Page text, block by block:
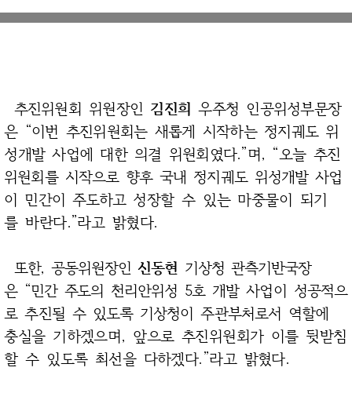
추진위원회 위원장인 김진희 우주청 인공위성부문장
은 “이번 추진위원회는 새롭게 시작하는 정지궤도 위
성개발 사업에 대한 의결 위원회였다.”며, “오늘 추진
위원회를 시작으로 향후 국내 정지궤도 위성개발 사업
이 민간이 주도하고 성장할 수 있는 마중물이 되기
를 바란다.”라고 밝혔다.
또한, 공동위원장인신동현 기상청 관측기반국장
은 “민간 주도의 천리안위성 5호 개발 사업이 성공적으
로 추진될 수 있도록 기상청이 주관부처로서 역할에
충실을 기하겠으며, 앞으로 추진위원회가 이를 뒷받침
할 수 있도록 최선을 다하겠다.”라고 밝혔다.